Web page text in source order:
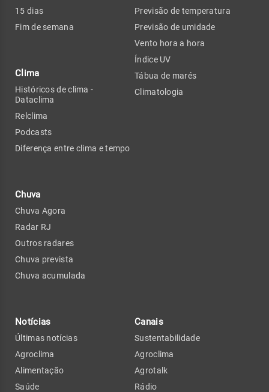
15 dias
Fim de semana
Clima
Históricos de clima -
Dataclima
Relclima
Podcasts
Diferença entre clima e tempo
Chuva
Chuva Agora
Radar RJ
Outros radares
Chuva prevista
Chuva acumulada
Previsão de temperatura
Previsão de umidade
Vento hora a hora
Índice UV
Tábua de marés
Climatologia
Notícias
Últimas notícias
Agroclima
Alimentação
Saúde
Canais
Sustentabilidade
Agroclima
Agrotalk
Rádio